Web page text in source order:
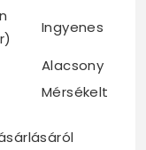
Ingyenes
Alacsony
Mérsékelt